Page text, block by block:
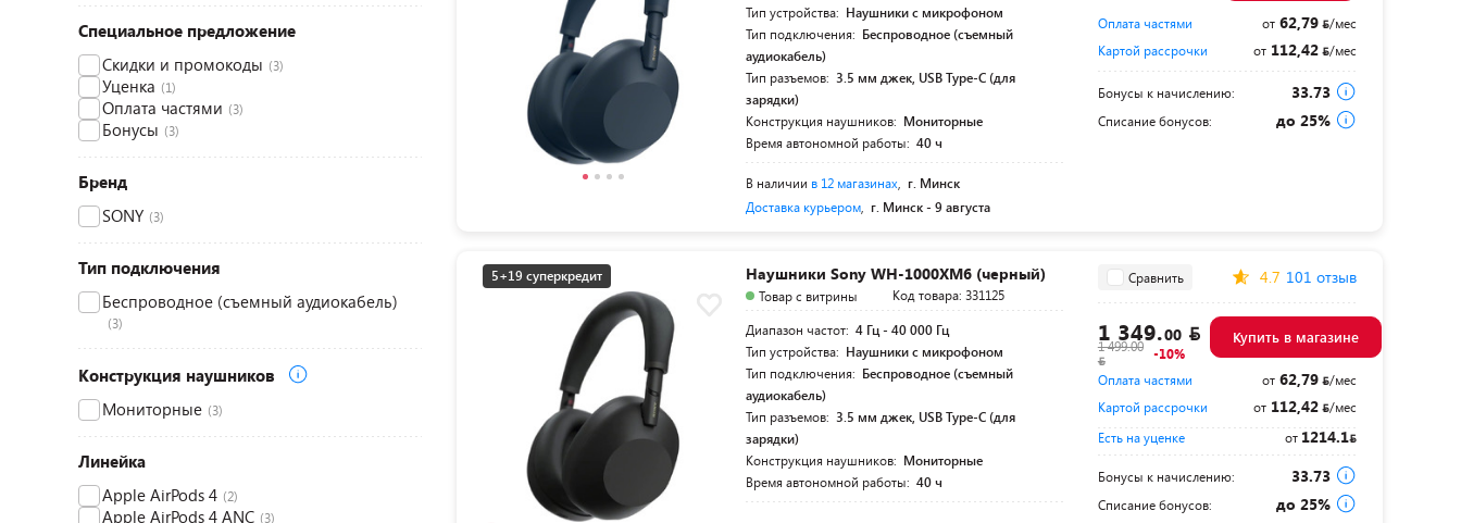
Специальное предложение
Скидки и промокоды (3)
Уценка (1)
Оплата частями (3)
Бонусы (3)
Бренд
SONY (3)
Тип подключения
Беспроводное (съемный аудиокабель)
(3)
Конструкция наушников
Мониторные (3)
Линейка
Apple AirPods 4 (2)
Apple AirPods 4 ANC (3)
Тип устройства: Наушники с микрофоном
Тип подключения: Беспроводное (съемный
аудиокабель)
Тип разъемов: 3.5 мм джек, USB Type-C (для
зарядки)
Конструкция наушников: Мониторные
Время автономной работы: 40 ч
В наличии в 12 магазинах г. Минск
Доставка курьером г. Минск -9 августа
Оплата частями от62,79
/мес
Картой рассрочки
от112,42 /мес
Бонусы к начислению: 33.73
Списание бонусов: до 25%
5+19 суперкредит Наушники Sony WH-1000XM6 (черный)
Товар с витрины
Код товара: 331125
Диапазон частот: 4 Гц - 40 000 Гц
Тип устройства: Наушники с микрофоном
Тип подключения: Беспроводное (съемный
аудиокабель)
Тип разъемов: 3.5 мм джек, USB Type-C (для
зарядки)
Конструкция наушников: Мониторные
Время автономной работы: 40 ч
Сравнить 4.7 101 отзыв
1 349.00
1 499.00 -10%
Купить в магазине
Оплата частями от62,79
/мес
Картой рассрочки
от112,42
/мес
Есть на уценке
от 1214.1
Бонусы к начислению: 33.73
Списание бонусов: до 25%